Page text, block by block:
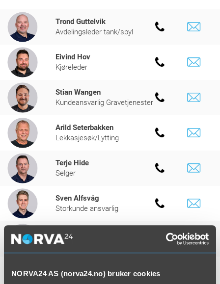
NORVA24 AS (norva24.no) bruker cookies
Trond Guttelvik
Avdelingsleder tank/spyl
Eivind Hov
Kjøreleder
Stian Wangen
Kundeansvarlig Gravetjenester
Arild Seterbakken
Lekkasjesøk/Lytting
Terje Hide
Selger
Sven Alfsvåg
Storkunde ansvarlig
Kim Jøran Johnsrud
Selger
Robin Syversen
Salgsleder